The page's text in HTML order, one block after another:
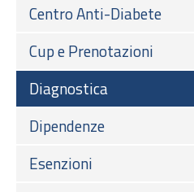
Centro Anti-Diabete
Cup e Prenotazioni
Diagnostica
Dipendenze
Esenzioni